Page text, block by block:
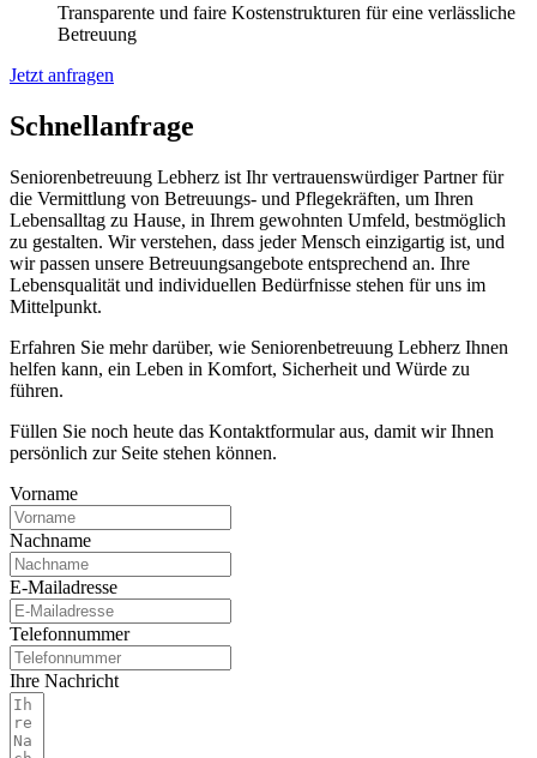
Transparente und faire Kostenstrukturen für eine verlässliche
Betreuung
Jetzt anfragen
Schnell­anfrage
Seniorenbetreuung Lebherz ist Ihr vertrauenswürdiger Partner für
die Vermittlung von Betreuungs- und Pflegekräften, um Ihren
Lebensalltag zu Hause, in Ihrem gewohnten Umfeld, bestmöglich
zu gestalten. Wir verstehen, dass jeder Mensch einzigartig ist, und
wir passen unsere Betreuungsangebote entsprechend an. Ihre
Lebensqualität und individuellen Bedürfnisse stehen für uns im
Mittelpunkt.
Erfahren Sie mehr darüber, wie Seniorenbetreuung Lebherz Ihnen
helfen kann, ein Leben in Komfort, Sicherheit und Würde zu
führen.
Füllen Sie noch heute das Kontaktformular aus, damit wir Ihnen
persönlich zur Seite stehen können.
Vorname
Nachname
E-Mailadresse
Telefonnummer
Ihre Nachricht